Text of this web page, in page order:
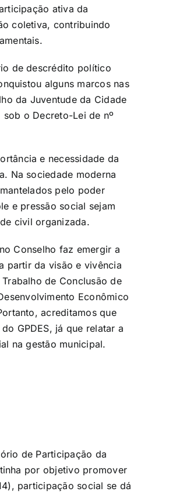
ativa da
coletiva, contribuindo
de descrédito político
alguns marcos nas
da Juventude da Cidade
o Decreto-Lei de nº
e necessidade da
Na sociedade moderna
pelo poder
e pressão social sejam
civil organizada.
Conselho faz emergir a
partir da visão e vivência
de Conclusão de
Econômico
acreditamos que
GPDES, já que relatar a
na gestão municipal.
de Participação da
por objetivo promover
participação social se dá